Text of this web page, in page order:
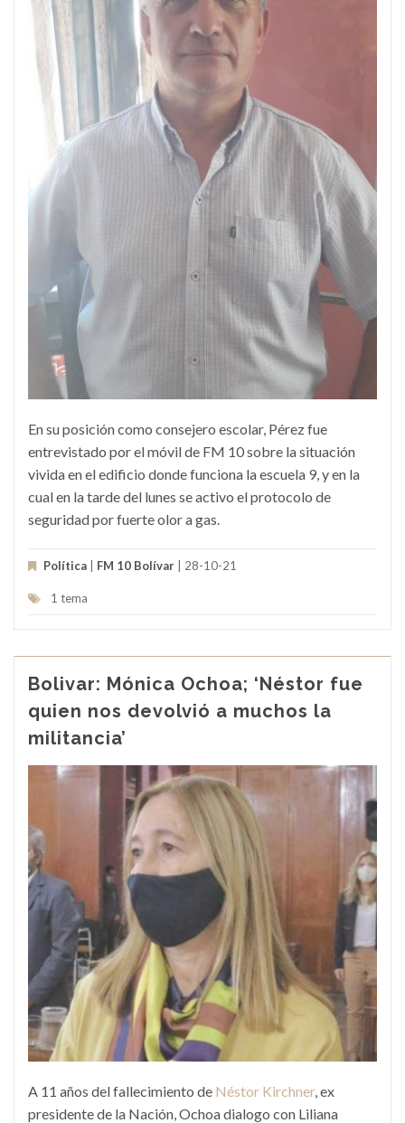
En su posición como consejero escolar, Pérez fue
entrevistado por el móvil de FM 10 sobre la situación
vivida en el edificio donde funciona la escuela 9, y en la
cual en la tarde del lunes se activo el protocolo de
seguridad por fuerte olor a gas.
Política | FM 10 Bolívar | 28-10-21
1 tema
Bolivar: Mónica Ochoa; ‘Néstor fue
quien nos devolvió a muchos la
militancia’
A 11 años del fallecimiento de Néstor Kirchner, ex
presidente de la Nación, Ochoa dialogo con Liliana